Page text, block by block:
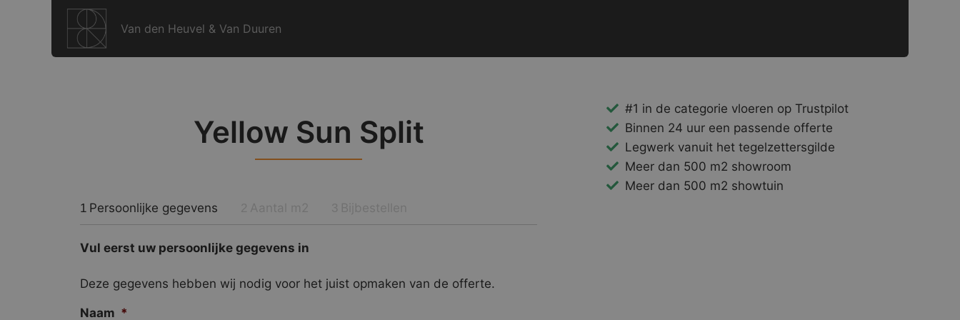
Van den Heuvel & Van Duuren
Yellow Sun Split
1 Persoonlijke gegevens
Vul eerst uw persoonlijke gegevens in
Deze gegevens hebben wij nodig voor het juist opmaken van de offerte.
Naam *
#1 in de categorie vloeren op Trustpilot
Binnen 24 uur een passende offerte
Legwerk vanuit het tegelzettersgilde
Meer dan 500 m2 showroom
Meer dan 500 m2 showtuin